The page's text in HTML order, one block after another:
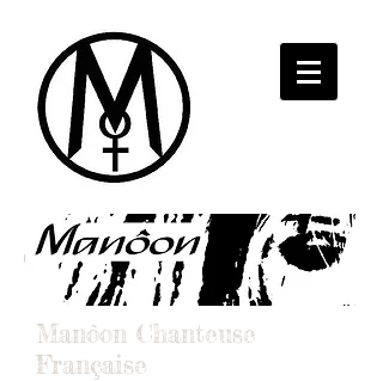
Manôon Chanteuse
Française